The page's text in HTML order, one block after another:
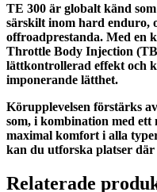
TE 300 är globalt känd
särskilt inom hard enduro,
offroadprestanda. Med en
Throttle Body Injection
lättkontrollerad effekt och
imponerande lätthet.
Körupplevelsen förstärks
som, i kombination med ett
maximal komfort i alla
kan du utforska platser
Relaterade